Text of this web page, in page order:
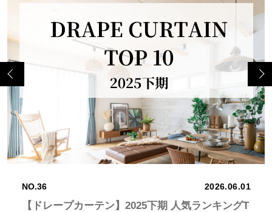
Previo
us
NO.36 2026.06.01
【ドレープカーテン】2025下期 人気ランキングT
Next